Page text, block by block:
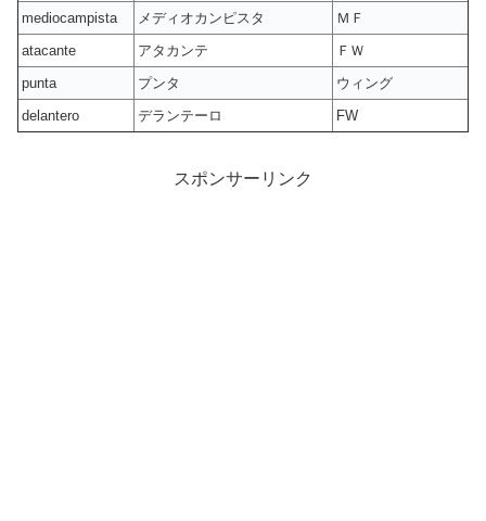
mediocampista
メディオカンピスタ
ＭＦ
atacante
アタカンテ
ＦＷ
punta
プンタ
ウィング
delantero
デランテーロ FW
スポンサーリンク